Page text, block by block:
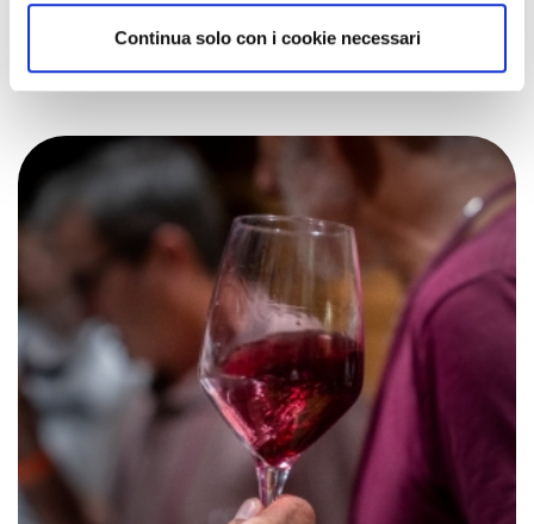
Continua solo con i cookie necessari
like......